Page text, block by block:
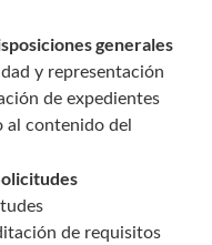
generales
y representación
de expedientes
al contenido del
de requisitos